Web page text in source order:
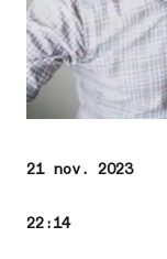
21 nov. 2023
22:14